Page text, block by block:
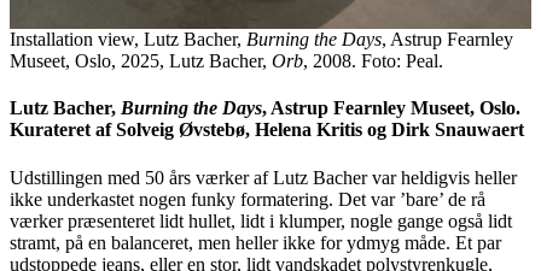
Installation view, Lutz Bacher, Burning the Days, Astrup Fearnley
Museet, Oslo, 2025, Lutz Bacher, Orb, 2008. Foto: Peal.
Lutz Bacher, Burning the Days, Astrup Fearnley Museet, Oslo.
Kurateret af Solveig Øvstebø, Helena Kritis og Dirk Snauwaert
Udstillingen med 50 års værker af Lutz Bacher var heldigvis heller
ikke underkastet nogen funky formatering. Det var ’bare’ de rå
værker præsenteret lidt hullet, lidt i klumper, nogle gange også lidt
stramt, på en balanceret, men heller ikke for ydmyg måde. Et par
udstoppede jeans, eller en stor, lidt vandskadet polystyrenkugle,